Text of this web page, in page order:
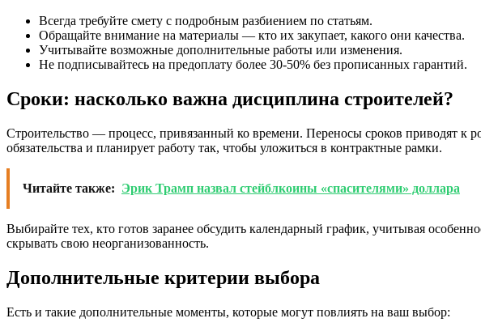
Всегда требуйте смету с подробным разбиением по статьям.
Обращайте внимание на материалы — кто их закупает, какого они качества.
Учитывайте возможные дополнительные работы или изменения.
Не подписывайтесь на предоплату более 30-50% без прописанных гарантий.
Сроки: насколько важна дисциплина строителей?
Строительство — процесс, привязанный ко времени. Переносы сроков приводят к
обязательства и планирует работу так, чтобы уложиться в контрактные рамки.
Читайте также: Эрик Трамп назвал стейблкоины «спасителями» доллара
Выбирайте тех, кто готов заранее обсудить календарный график, учитывая
скрывать свою неорганизованность.
Дополнительные критерии выбора
Есть и такие дополнительные моменты, которые могут повлиять на ваш выбор: